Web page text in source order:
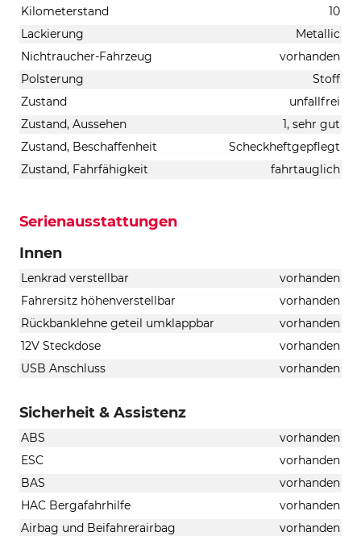
Kilometerstand
10
Lackierung
Metallic
Nichtraucher-Fahrzeug
vorhanden
Polsterung
Stoff
Zustand
unfallfrei
Zustand, Aussehen
1, sehr gut
Zustand, Beschaffenheit
Scheckheftgepflegt
Zustand, Fahrfähigkeit
fahrtauglich
Serienausstattungen
Innen
Lenkrad verstellbar
vorhanden
Fahrersitz höhenverstellbar
vorhanden
Rückbanklehne geteil umklappbar
vorhanden
12V Steckdose
vorhanden
USB Anschluss
vorhanden
Sicherheit & Assistenz
ABS
vorhanden
ESC
vorhanden
BAS
vorhanden
HAC Bergafahrhilfe
vorhanden
Airbag und Beifahrerairbag
vorhanden